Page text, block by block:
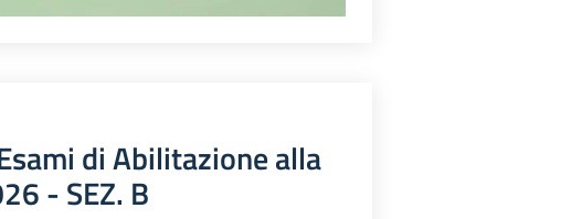
di Abilitazione alla
- SEZ. B